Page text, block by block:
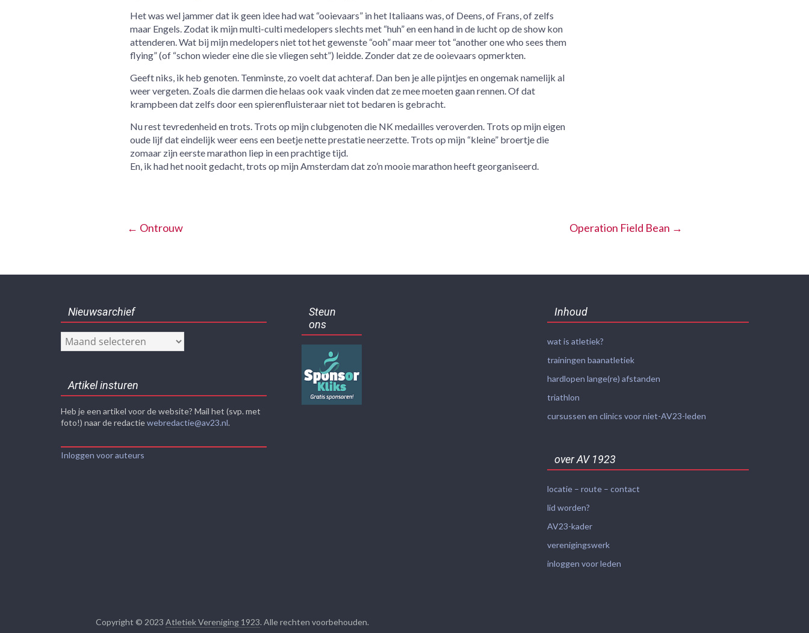
Het was wel jammer dat ik geen idee had wat “ooievaars” in het Italiaans was, of Deens, of Frans, of zelfs
maar Engels. Zodat ik mijn multi-culti medelopers slechts met “huh” en een hand in de lucht op de show kon
attenderen. Wat bij mijn medelopers niet tot het gewenste “ooh” maar meer tot “another one who sees them
flying” (of “schon wieder eine die sie vliegen seht”) leidde. Zonder dat ze de ooievaars opmerkten.
Geeft niks, ik heb genoten. Tenminste, zo voelt dat achteraf. Dan ben je alle pijntjes en ongemak namelijk al
weer vergeten. Zoals die darmen die helaas ook vaak vinden dat ze mee moeten gaan rennen. Of dat
krampbeen dat zelfs door een spierenfluisteraar niet tot bedaren is gebracht.
Nu rest tevredenheid en trots. Trots op mijn clubgenoten die NK medailles veroverden. Trots op mijn eigen
oude lijf dat eindelijk weer eens een beetje nette prestatie neerzette. Trots op mijn “kleine” broertje die
zomaar zijn eerste marathon liep in een prachtige tijd.
En, ik had het nooit gedacht, trots op mijn Amsterdam dat zo’n mooie marathon heeft georganiseerd.
← Ontrouw Operation Field Bean →
Nieuwsarchief
Nieuwsarchief
Artikel insturen
Heb je een artikel voor de website? Mail het (svp. met
foto!) naar de redactiewebredactie@av23.nl.
Inloggen voor auteurs
Steun
ons
Inhoud
wat is atletiek?
trainingen baanatletiek
hardlopen lange(re) afstanden
triathlon
cursussen en clinics voor niet-AV23-leden
over AV 1923
locatie – route – contact
lid worden?
AV23-kader
verenigingswerk
inloggen voor leden
Copyright © 2023Atletiek Vereniging 1923. Alle rechten voorbehouden.